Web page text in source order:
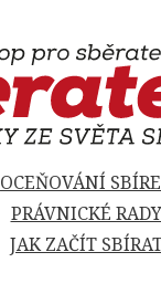
OCEŇOVÁNÍ
PRÁVNICKÉ RADY
JAK ZAČÍT